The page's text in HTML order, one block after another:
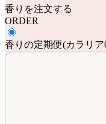
香りを注文する
ORDER
香りの定期便(カラリア